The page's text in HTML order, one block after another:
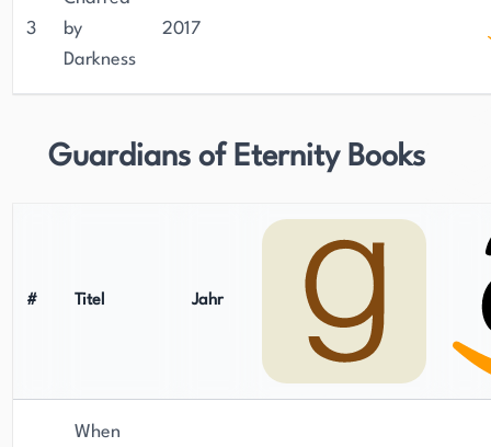
3
by
Darkness
2017
Guardians of Eternity Books
# Titel Jahr
When